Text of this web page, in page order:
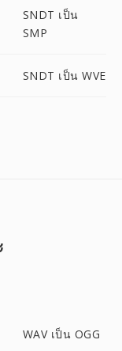
SNDT เป็น
SMP
SNDT เป็น WVE
WAV เป็น OGG